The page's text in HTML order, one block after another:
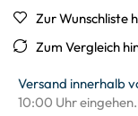
Zur Wunschliste
Zum Vergleich
Versand innerhalb
10:00 Uhr eingehen.